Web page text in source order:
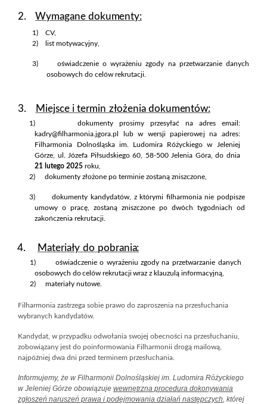
2. Wymagane dokumenty:
1)
CV,
2)
list motywacyjny
3)
oświadczenie o wyrażeniu zgody na przetwarzanie danych
osobowych do celów rekrutacji.
3. Miejsce i termin złożenia dokumentów:
1)
dokumenty prosimy przesyłać na adres email:
kadry@filharmonia.jgora.pl
lub w wersji papierowej na adres:
Filharmonia Dolnośląska im. Ludomira Różyckiego w Jeleniej
Górze, ul. Józefa Piłsudskiego 60, 58-500 Jelenia Góra,do dnia
21 lutego 2025roku
2)
dokumenty złożone po terminie zostaną zniszczone,
3)
dokumenty kandydatów, z którymi filharmonia nie podpisze
umowy o pracę, zostaną zniszczone po dwóch tygodniach od
zakończenia rekrutacji.
4. Materiały do pobrania:
1) oświadczenie o wyrażeniu zgody na przetwarzanie danych
osobowych docelów rekrutacjiwraz z klauzulą informacyjną,
2)
materiały nutowe.
Filharmonia zastrzega sobie prawo do zaproszenia na przesłuchania
wybranych kandydatów.
Kandydat, w przypadku odwołania swojej obecności na przesłuchaniu,
zobowiązany jest do poinformowania Filharmonii drogą mailową,
najpóźniej dwa dni przed terminem przesłuchania.
Informujemy, że w Filharmonii Dolnośląskiej im. Ludomira Różyckiego
w Jeleniej Górze obowiązuje wewnętrzna procedura dokonywania
zgłoszeń naruszeń prawa i podejmowania działań następczych , której